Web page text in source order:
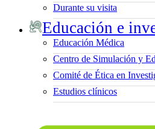
Durante su visita
Educación e
Educación Médica
Centro de Simulación y
Comité de Ética en
Estudios clínicos